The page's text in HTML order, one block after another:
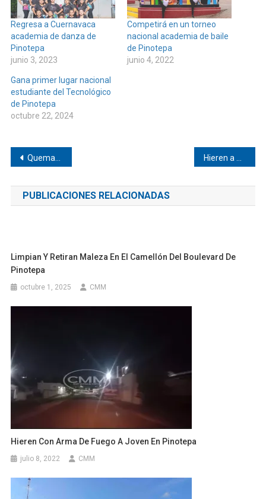
Regresa a Cuernavaca
academia de danza de
Pinotepa
junio 3, 2023
Competirá en un torneo
nacional academia de baile
de Pinotepa
junio 4, 2022
Gana primer lugar nacional
estudiante del Tecnológico
de Pinotepa
octubre 22, 2024
Navegación
de
entradas
Queman paquetería electoral en San Miguel del Puerto y Tonameca
PUBLICACIONES RELACIONADAS
Limpian Y Retiran Maleza En El Camellón Del Boulevard De
Pinotepa
octubre 1, 2025 CMM
Hieren Con Arma De Fuego A Joven En Pinotepa
julio 8, 2022 CMM